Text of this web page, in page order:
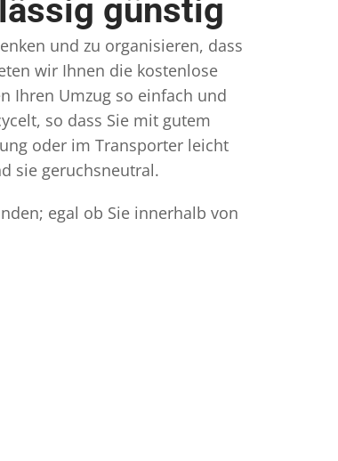
günstig
und zu organisieren, dass
wir Ihnen die kostenlose
Ihren Umzug so einfach und
so dass Sie mit gutem
oder im Transporter leicht
sie geruchsneutral.
egal ob Sie innerhalb von